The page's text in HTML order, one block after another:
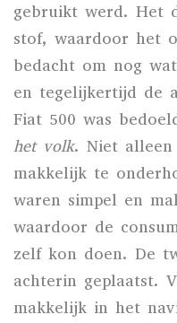
gebruikt werd. Het
stof, waardoor het
bedacht om nog
en tegelijkertijd de
Fiat 500 was
het volk. Niet alleen
makkelijk te
waren simpel en
waardoor de
zelf kon doen. De
achterin geplaatst.
makkelijk in het